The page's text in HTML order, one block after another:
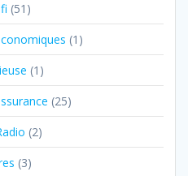
(51)
(1)
(1)
(25)
(2)
(3)